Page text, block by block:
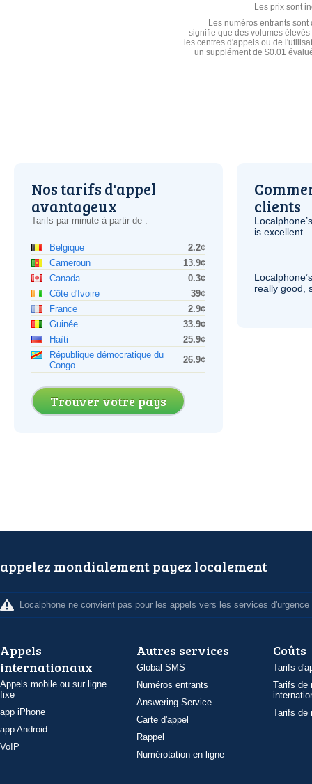
Les prix sont
Les numéros entrants
signifie que des volumes
les centres d'appels ou de
un supplément de $0.01
Nos tarifs d'appel
avantageux
Tarifs par minute à partir de :
Belgique
2.2¢
Cameroun
13.9¢
Canada
0.3¢
Côte d'Ivoire
39¢
France
2.9¢
Guinée
33.9¢
Haïti
25.9¢
République démocratique du
Congo
26.9¢
Trouver votre pays
clients
is excellent.
really good,
appelez mondialement payez localement
Localphone ne convient pas pour les appels vers les services d'urgence
Appels
internationaux
Appels mobile ou sur ligne
fixe
app iPhone
app Android
VoIP
Autres services
Global SMS
Numéros entrants
Answering Service
Carte d'appel
Rappel
Numérotation en ligne
Coûts
Tarifs
Tarifs de
Tarifs de